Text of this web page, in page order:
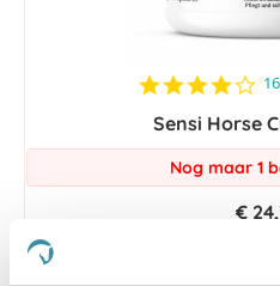
4.2
Sensi Horse
Nog maar 1
€